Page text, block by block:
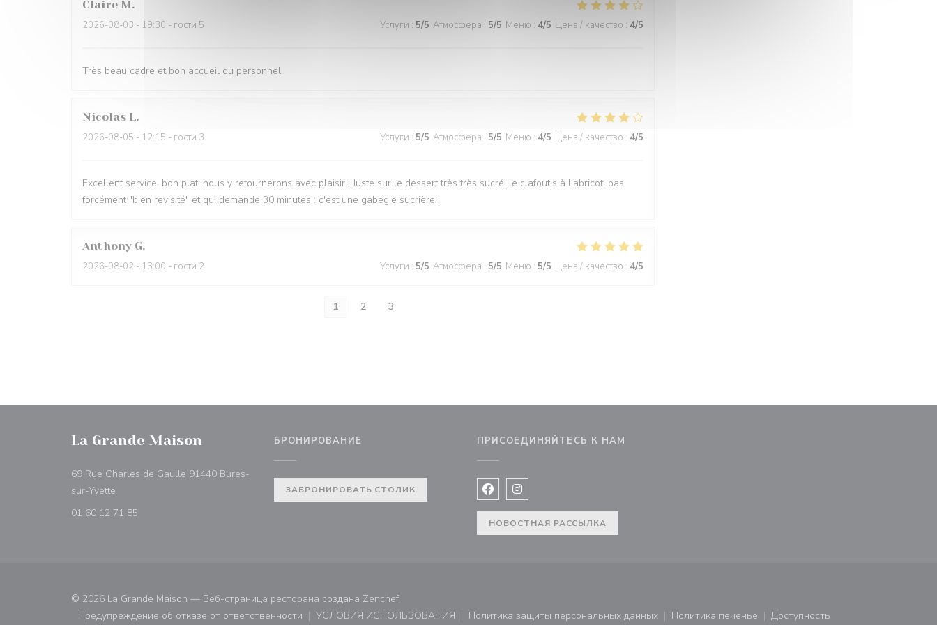
Claire M
2026-08-03 - 19:30 - гости 5 Услуги : 5/5 Атмосфера : 5/5 Меню : 4/5 Цена / качество : 4/5
Très beau cadre et bon accueil du personnel
Nicolas L
2026-08-05 - 12:15 - гости 3 Услуги : 5/5 Атмосфера : 5/5 Меню : 4/5 Цена / качество : 4/5
Excellent service, bon plat, nous y retournerons avec plaisir ! Juste sur le dessert très très sucré, le clafoutis à l'abricot, pas
forcément "bien revisité" et qui demande 30 minutes : c'est une gabegie sucrière !
Anthony G
2026-08-02 - 13:00 - гости 2 Услуги : 5/5 Атмосфера : 5/5 Меню : 5/5 Цена / качество : 4/5
1 2 3
La Grande Maison
69 Rue Charles de Gaulle 91440 Bures-
sur-Yvette
01 60 12 71 85
БРОНИРОВАНИЕ
ЗАБРОНИРОВАТЬ СТОЛИК
ПРИСОЕДИНЯЙТЕСЬ К НАМ
Facebook ((открывается в новом окне))
Instagram ((открывается в новом окне))
НОВОСТНАЯ РАССЫЛКА
© 2026 La Grande Maison — Веб-страница ресторана создана Zenchef((открывается в новом окне))
Предупреждение об отказе от ответственности
УСЛОВИЯ ИСПОЛЬЗОВАНИЯ Политика защиты персональных данных Политика печенье Доступность